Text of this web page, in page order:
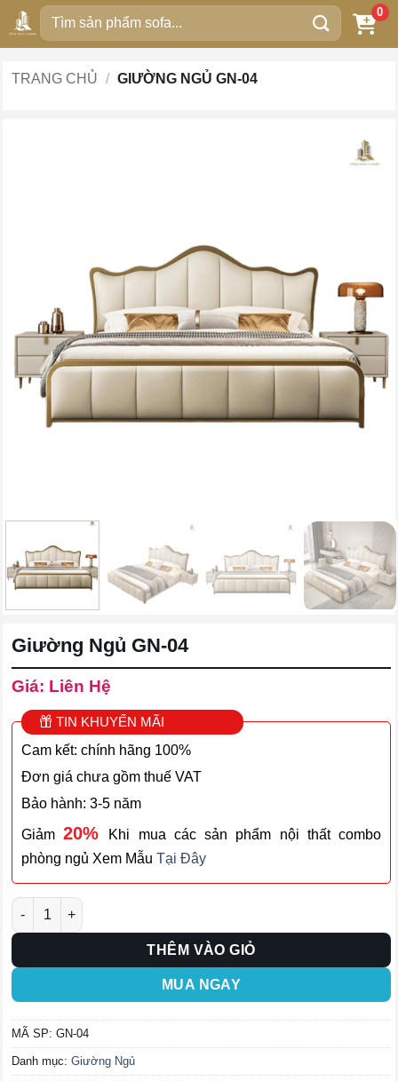
qua
dung
Tìm
kiếm:
0
TRANG CHỦ / GIƯỜNG NGỦ GN-04
Giường Ngủ GN-04
Giá: Liên Hệ
TIN KHUYẾN MÃI
Cam kết: chính hãng 100%
Đơn giá chưa gồm thuế VAT
Bảo hành: 3-5 năm
Giảm20%
Khi mua các sản phẩm nội thất combo
phòng ngủ Xem Mẫu Tại Đây
Giường Ngủ GN-04 số lượng
THÊM VÀO GIỎ
MUA NGAY
MÃ SP: GN-04
Danh mục: Giường Ngủ